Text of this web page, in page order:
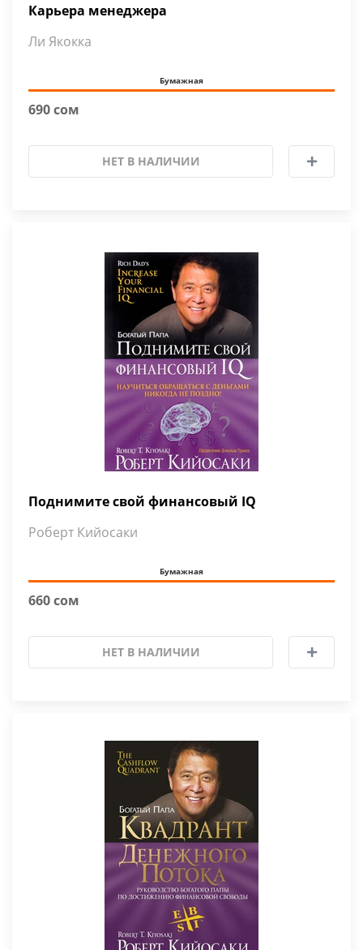
Карьера менеджера
Ли Якокка
Бумажная
690 сом
НЕТ В НАЛИЧИИ
Поднимите свой финансовый IQ
Роберт Кийосаки
Бумажная
660 сом
НЕТ В НАЛИЧИИ